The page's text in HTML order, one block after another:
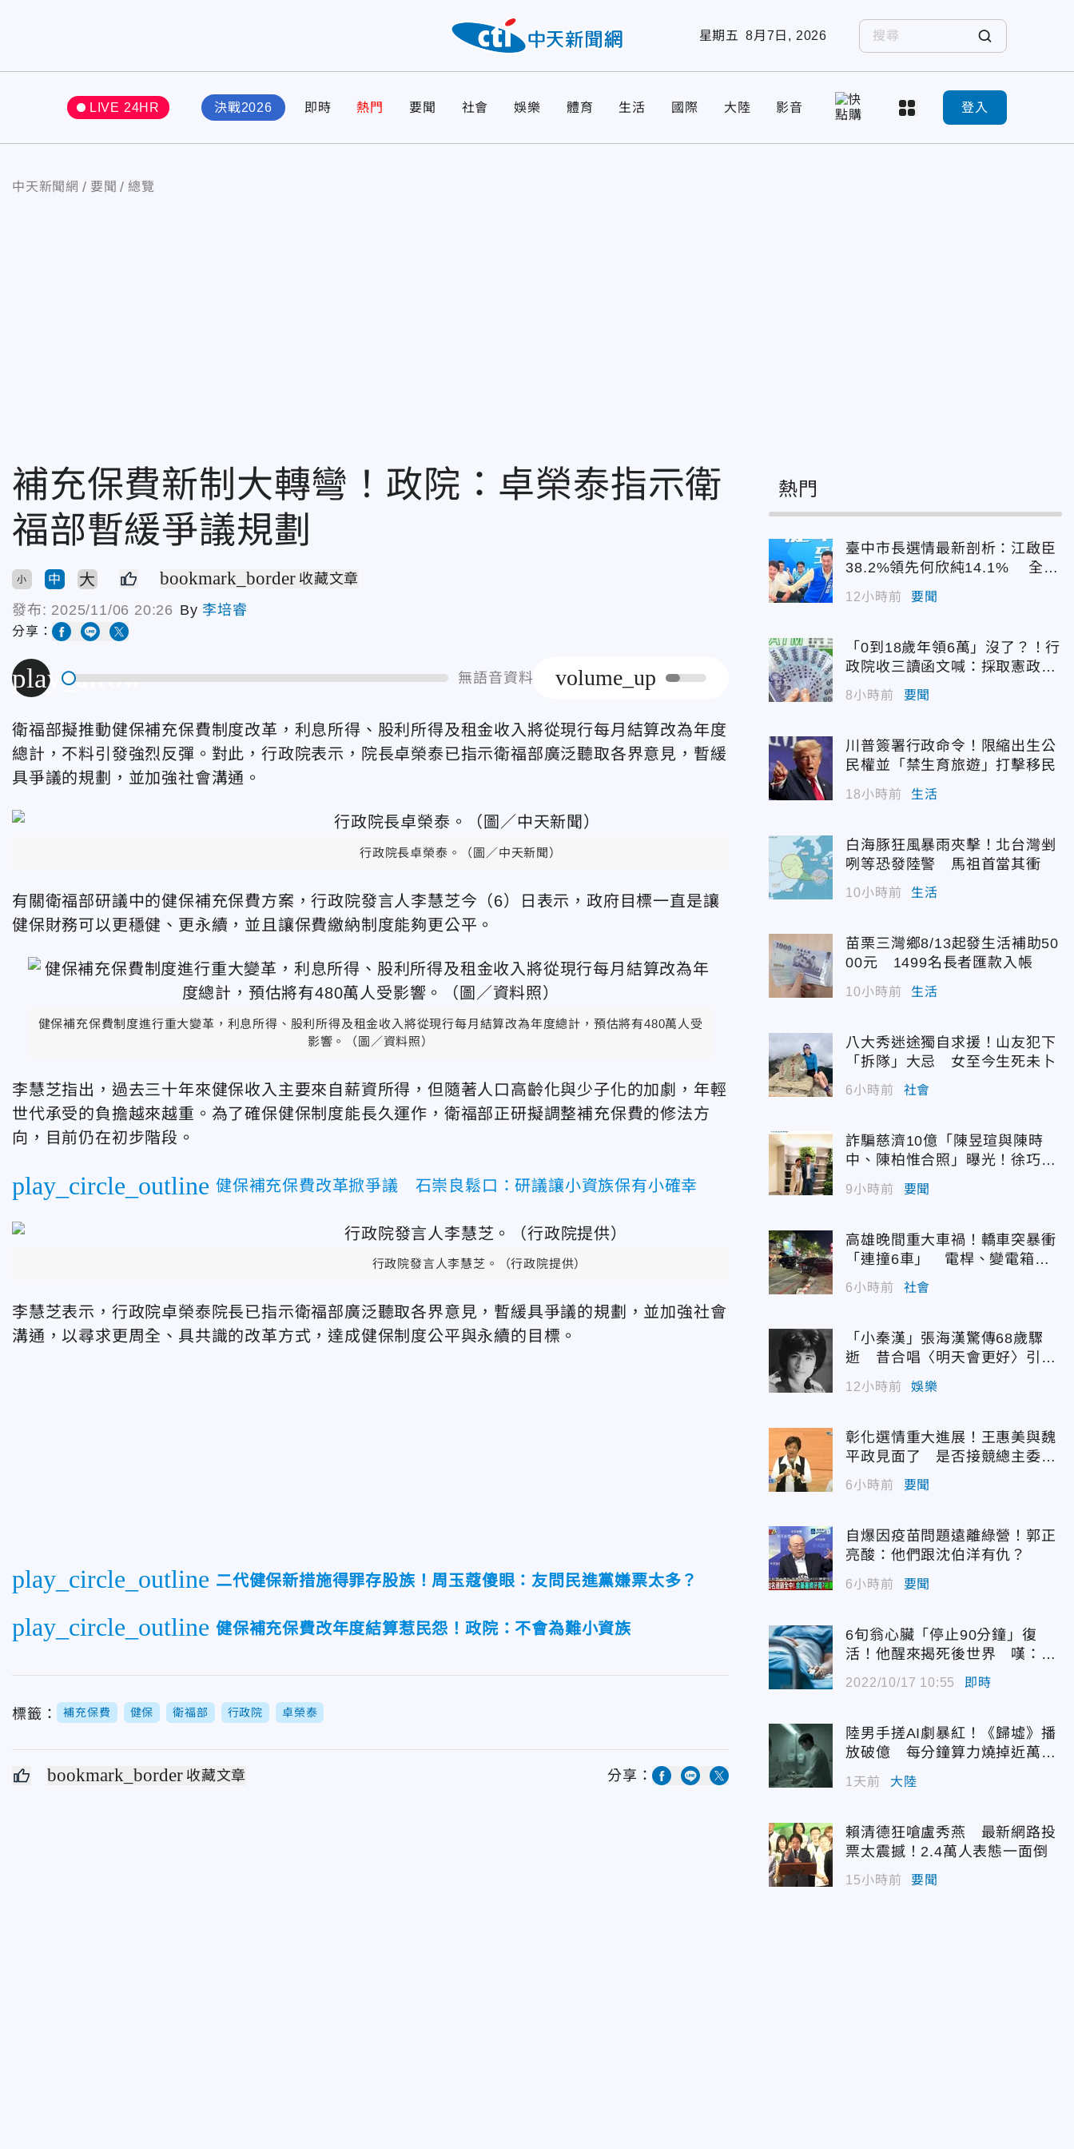
星期五 8月7日, 2026
LIVE 24HR 決戰2026 即時 熱門 要聞 社會 娛樂 體育 生活 國際 大陸 影音 登入
中天新聞網 要聞 總覽
補充保費新制大轉彎！政院：卓榮泰指示衛
福部暫緩爭議規劃
小 中 大 bookmark_border 收藏文章
發布: 2025/11/06 20:26 By 李培睿
分享：
play_arrow 無語音資料 volume_up
衛福部擬推動健保補充保費制度改革，利息所得、股利所得及租金收入將從現行每月結算改為年度
總計，不料引發強烈反彈。對此，行政院表示，院長卓榮泰已指示衛福部廣泛聽取各界意見，暫緩
具爭議的規劃，並加強社會溝通。
行政院長卓榮泰。（圖／中天新聞）
有關衛福部研議中的健保補充保費方案，行政院發言人李慧芝今（6）日表示，政府目標一直是讓
健保財務可以更穩健、更永續，並且讓保費繳納制度能夠更公平。
健保補充保費制度進行重大變革，利息所得、股利所得及租金收入將從現行每月結算改為年度總計，預估將有480萬人受
影響。（圖／資料照）
李慧芝指出，過去三十年來健保收入主要來自薪資所得，但隨著人口高齡化與少子化的加劇，年輕
世代承受的負擔越來越重。為了確保健保制度能長久運作，衛福部正研擬調整補充保費的修法方
向，目前仍在初步階段。
play_circle_outline 健保補充保費改革掀爭議 石崇良鬆口：研議讓小資族保有小確幸
行政院發言人李慧芝。（行政院提供）
李慧芝表示，行政院卓榮泰院長已指示衛福部廣泛聽取各界意見，暫緩具爭議的規劃，並加強社會
溝通，以尋求更周全、具共識的改革方式，達成健保制度公平與永續的目標。
play_circle_outline 二代健保新措施得罪存股族！周玉蔻傻眼：友問民進黨嫌票太多？
play_circle_outline 健保補充保費改年度結算惹民怨！政院：不會為難小資族
標籤： 補充保費 健保 衛福部 行政院 卓榮泰
bookmark_border 收藏文章 分享：
熱門
臺中市長選情最新剖析：江啟臣
38.2%領先何欣純14.1% 全世
代支持度全面居首
12小時前 要聞
「0到18歲年領6萬」沒了？！行
政院收三讀函文喊：採取憲政作
為
8小時前 要聞
川普簽署行政命令！限縮出生公
民權並「禁生育旅遊」打擊移民
18小時前 生活
白海豚狂風暴雨夾擊！北台灣剉
咧等恐發陸警 馬祖首當其衝
10小時前 生活
苗栗三灣鄉8/13起發生活補助50
00元 1499名長者匯款入帳
10小時前 生活
八大秀迷途獨自求援！山友犯下
「拆隊」大忌 女至今生死未卜
6小時前 社會
詐騙慈濟10億「陳昱瑄與陳時
中、陳柏惟合照」曝光！徐巧芯
震撼出手
9小時前 要聞
高雄晚間重大車禍！轎車突暴衝
「連撞6車」 電桿、變電箱全
遭殃
6小時前 社會
「小秦漢」張海漢驚傳68歲驟
逝 昔合唱〈明天會更好〉引追
12小時前 娛樂
彰化選情重大進展！王惠美與魏
平政見面了 是否接競總主委態
度曝光
6小時前 要聞
自爆因疫苗問題遠離綠營！郭正
亮酸：他們跟沈伯洋有仇？
6小時前 要聞
6旬翁心臟「停止90分鐘」復
活！他醒來揭死後世界 嘆：很
2022/10/17 10:55 即時
陸男手搓AI劇暴紅！《歸墟》播
放破億 每分鐘算力燒掉近萬台
1天前 大陸
賴清德狂嗆盧秀燕 最新網路投
票太震撼！2.4萬人表態一面倒
15小時前 要聞